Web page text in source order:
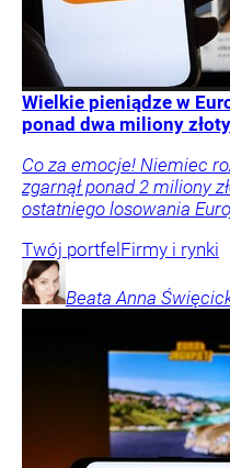
Wielkie pieniądze w
ponad dwa miliony
Co za emocje! Niemiec
zgarnął ponad 2 miliony
ostatniego losowania
Twój portfel Firmy i rynki
Beata Anna